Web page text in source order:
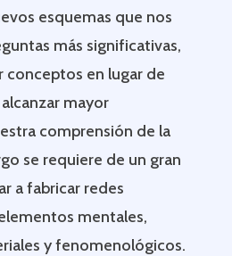
esquemas que nos
más significativas,
conceptos en lugar de
mayor
comprensión de la
se requiere de un gran
a fabricar redes
mentales,
y fenomenológicos.